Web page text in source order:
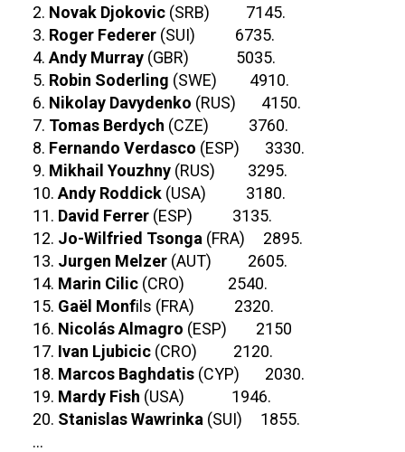
2. Novak Djokovic (SRB) 7145.
3. Roger Federer (SUI) 6735.
4. Andy Murray (GBR) 5035.
5. Robin Soderling (SWE) 4910.
6. Nikolay Davydenko (RUS) 4150.
7. Tomas Berdych (CZE) 3760.
8. Fernando Verdasco (ESP) 3330.
9. Mikhail Youzhny (RUS) 3295.
10. Andy Roddick (USA) 3180.
11. David Ferrer (ESP) 3135.
12. Jo-Wilfried Tsonga (FRA) 2895.
13. Jurgen Melzer (AUT) 2605.
14. Marin Cilic (CRO) 2540.
15. Gaël Monfils (FRA) 2320.
16. Nicolás Almagro (ESP) 2150
17. Ivan Ljubicic (CRO) 2120.
18. Marcos Baghdatis (CYP) 2030.
19. Mardy Fish (USA) 1946.
20. Stanislas Wawrinka (SUI) 1855.
...